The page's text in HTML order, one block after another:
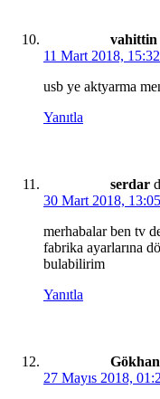
vahittin
11 Mart 2018, 15:32
usb ye aktyarma
Yanıtla
serdar
30 Mart 2018, 13:05
merhabalar ben tv
fabrika ayarlarına
bulabilirim
Yanıtla
Gökhan
27 Mayıs 2018,